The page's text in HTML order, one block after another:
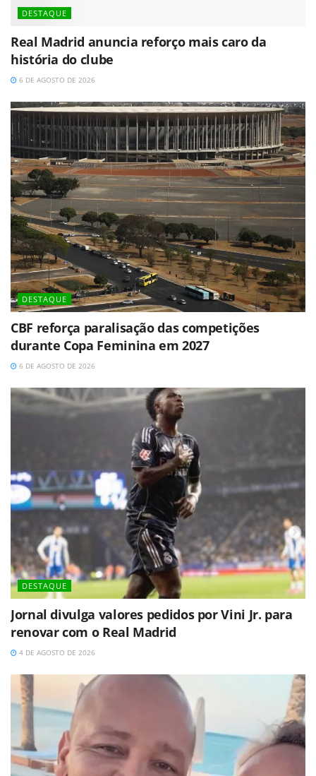
DESTAQUE
Real Madrid anuncia reforço mais caro da
história do clube
6 DE AGOSTO DE 2026
DESTAQUE
CBF reforça paralisação das competições
durante Copa Feminina em 2027
6 DE AGOSTO DE 2026
DESTAQUE
Jornal divulga valores pedidos por Vini Jr. para
renovar com o Real Madrid
4 DE AGOSTO DE 2026